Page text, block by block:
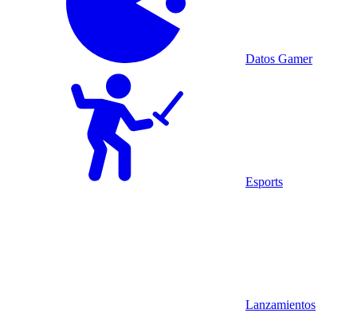
Datos Gamer
Esports
Lanzamientos